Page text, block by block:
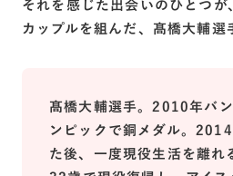
それを感じた出会いのひとつ
カップルを組んだ、髙橋大輔選
髙橋大輔選手。2010年バ
ンピックで銅メダル。
た後、一度現役生活を離れ